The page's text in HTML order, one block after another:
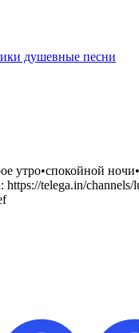
душевные песни
утро•спокойной
telega.in/